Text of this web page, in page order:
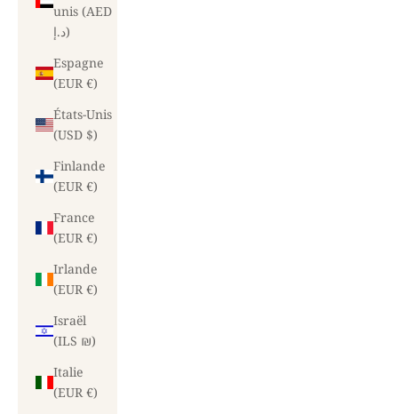
unis (AED
د.إ)
Espagne
(EUR €)
États-Unis
(USD $)
Finlande
(EUR €)
France
(EUR €)
Irlande
(EUR €)
Israël
(ILS ₪)
Italie
(EUR €)